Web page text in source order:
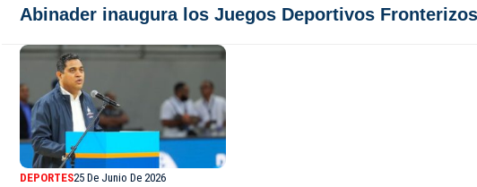
Abinader inaugura los Juegos Deportivos
DEPORTES25 De Junio De 2026